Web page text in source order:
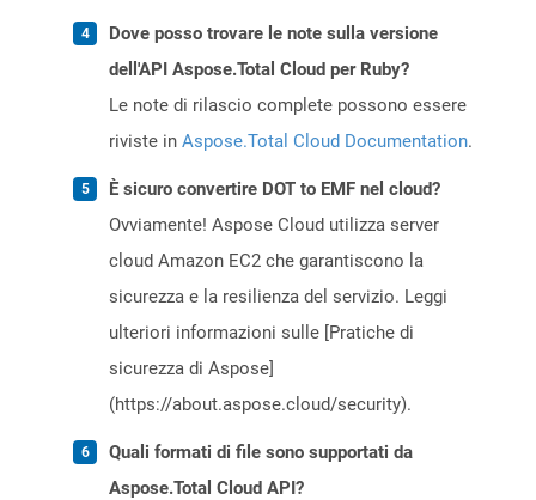
Dove posso trovare le note sulla versione
dell'API Aspose.Total Cloud per Ruby?
Le note di rilascio complete possono essere
riviste in Aspose.Total Cloud Documentation.
È sicuro convertire DOT to EMF nel cloud?
Ovviamente! Aspose Cloud utilizza server
cloud Amazon EC2 che garantiscono la
sicurezza e la resilienza del servizio. Leggi
ulteriori informazioni sulle [Pratiche di
sicurezza di Aspose]
(https://about.aspose.cloud/security).
Quali formati di file sono supportati da
Aspose.Total Cloud API?